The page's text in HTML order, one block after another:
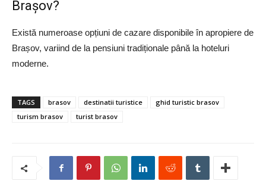
Brașov?
Există numeroase opțiuni de cazare disponibile în apropiere de
Brașov, variind de la pensiuni tradiționale până la hoteluri
moderne.
TAGS brasov destinatii turistice
ghid turistic brasov
turism brasov
turist brasov